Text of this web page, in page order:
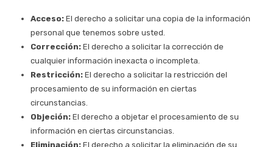
Acceso: El derecho a solicitar una copia de la información
personal que tenemos sobre usted.
Corrección: El derecho a solicitar la corrección de
cualquier información inexacta o incompleta.
Restricción: El derecho a solicitar la restricción del
procesamiento de su información en ciertas
circunstancias.
Objeción: El derecho a objetar el procesamiento de su
información en ciertas circunstancias.
Eliminación: El derecho a solicitar la eliminación de su